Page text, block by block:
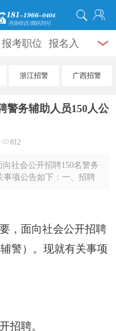
报考职位 报名入
录用公示 辅导
浙江招警 广西招警
警务辅助人员150人公
812
社会公开招聘150名警务
事项公告如下：一、招聘
，面向社会公开招聘
警）。现就有关事项
招聘。